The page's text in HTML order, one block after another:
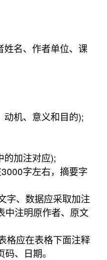
姓名、作者单位、课
机、意义和目的);
的加注对应);
字左右，摘要字
字、数据应采取加注
中注明原作者、原文
格应在表格下面注释
、日期。